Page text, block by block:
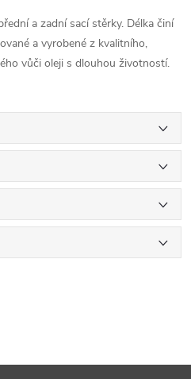
a zadní sací stěrky. Délka činí
a vyrobené z kvalitního,
vůči oleji s dlouhou životností.